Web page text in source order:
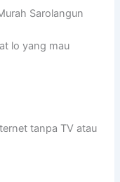
Sarolangun
lo yang mau
tanpa TV atau